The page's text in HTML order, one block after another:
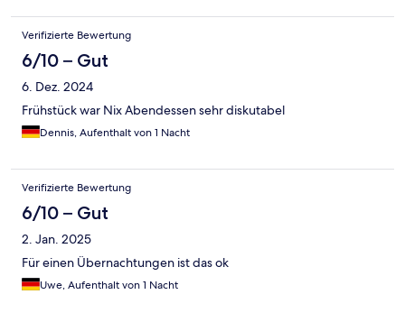
Verifizierte Bewertung
6/10 – Gut
6. Dez. 2024
Frühstück war Nix Abendessen sehr diskutabel
Dennis, Aufenthalt von 1 Nacht
Verifizierte Bewertung
6/10 – Gut
2. Jan. 2025
Für einen Übernachtungen ist das ok
Uwe, Aufenthalt von 1 Nacht